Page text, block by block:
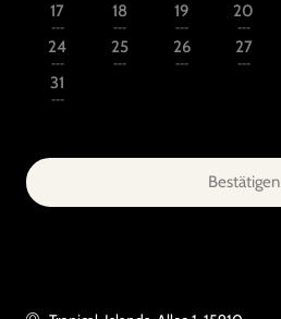
17
---
18
---
19
---
20
---
24
---
25
---
26
---
27
---
31
---
Bestätigen